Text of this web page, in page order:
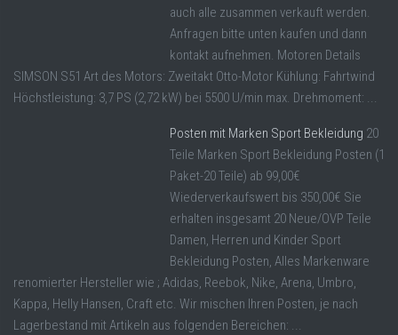
auch alle zusammen verkauft werden.
Anfragen bitte unten kaufen und dann
kontakt aufnehmen. Motoren Details
SIMSON S51 Art des Motors: Zweitakt Otto-Motor Kühlung: Fahrtwind
Höchstleistung: 3,7 PS (2,72 kW) bei 5500 U/min max. Drehmoment: ...
Posten mit Marken Sport Bekleidung 20
Teile Marken Sport Bekleidung Posten (1
Paket-20 Teile) ab 99,00€
Wiederverkaufswert bis 350,00€ Sie
erhalten insgesamt 20 Neue/OVP Teile
Damen, Herren und Kinder Sport
Bekleidung Posten, Alles Markenware
renomierter Hersteller wie ; Adidas, Reebok, Nike, Arena, Umbro,
Kappa, Helly Hansen, Craft etc. Wir mischen Ihren Posten, je nach
Lagerbestand mit Artikeln aus folgenden Bereichen: ...